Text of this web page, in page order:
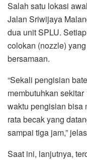
Salah satu lokasi
Jalan Sriwijaya
dua unit SPLU.
colokan (nozzle)
bersamaan.
“Sekali pengisian
membutuhkan
waktu pengisian bisa
rata becak yang
sampai tiga jam,”
Saat ini, lanjutnya,